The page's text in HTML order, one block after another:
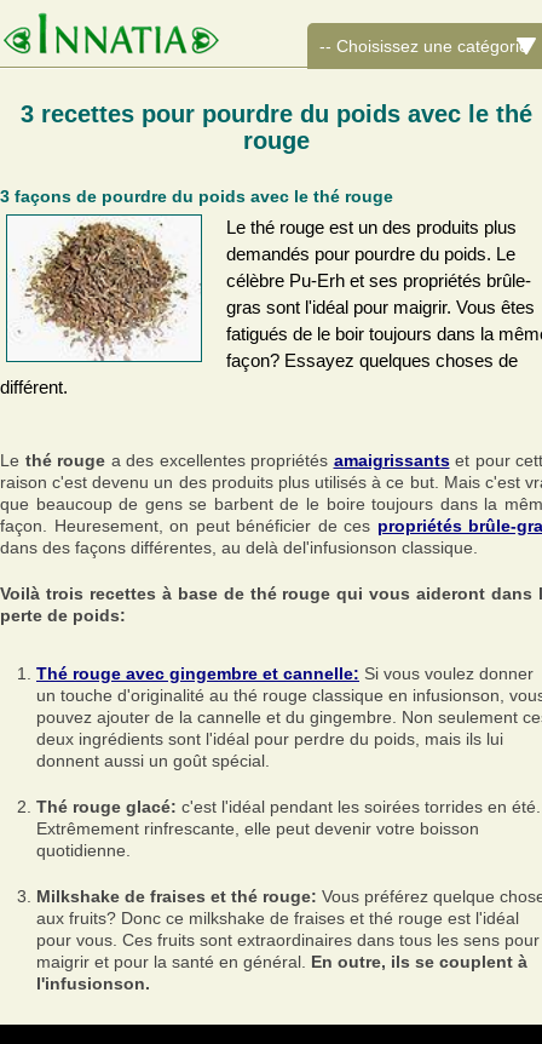
3 recettes pour pourdre du poids avec le thé
rouge
3 façons de pourdre du poids avec le thé rouge
Le thé rouge est un des produits plus
demandés pour pourdre du poids. Le
célèbre Pu-Erh et ses propriétés brûle-
gras sont l'idéal pour maigrir. Vous êtes
fatigués de le boir toujours dans la
façon? Essayez quelques choses de
différent.
Le thé rouge a des excellentes propriétés amaigrissantset pour
raison c'est devenu un des produits plus utilisés à ce but. Mais c'est
que beaucoup de gens se barbent de le boire toujours dans la
façon. Heuresement, on peut bénéficier de ces propriétés brûle-
dans des façons différentes, au delà del'infusionson classique.
Voilà trois recettes à base de thé rouge qui vous aideront dans
perte de poids:
Thé rouge avec gingembre et cannelle: Si vous voulez donner
un touche d'originalité au thé rouge classique en infusionson,
pouvez ajouter de la cannelle et du gingembre. Non seulement
deux ingrédients sont l'idéal pour perdre du poids, mais ils lui
donnent aussi un goût spécial.
Thé rouge glacé: c'est l'idéal pendant les soirées torrides en été.
Extrêmement rinfrescante, elle peut devenir votre boisson
quotidienne.
Milkshake de fraises et thé rouge: Vous préférez quelque
aux fruits? Donc ce milkshake de fraises et thé rouge est l'idéal
pour vous. Ces fruits sont extraordinaires dans tous les sens pour
maigrir et pour la santé en général. En outre, ils se couplent à
l'infusionson.